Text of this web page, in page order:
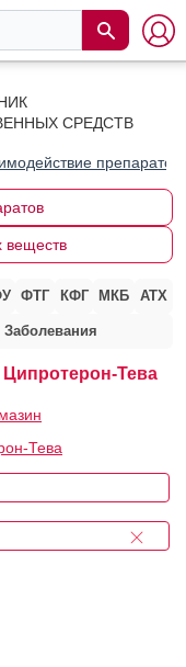
СРЕДСТВ
препаратов
веществ
ФТГ КФГ МКБ АТХ
Заболевания
Тева
Тева